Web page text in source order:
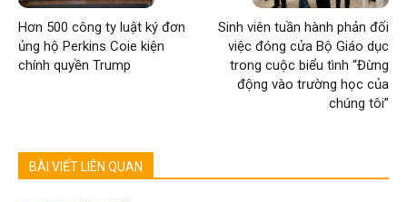
Hơn 500 công ty luật ký đơn
ủng hộ Perkins Coie kiện
chính quyền Trump
Sinh viên tuần hành phản đối
việc đóng cửa Bộ Giáo dục
trong cuộc biểu tình “Đừng
động vào trường học của
chúng tôi”
BÀI VIẾT LIÊN QUAN